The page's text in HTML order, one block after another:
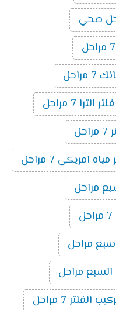
فلتر الترا 7 مراحل
امريكى 7 مراحل
مراحل
مراحل
مراحل
الفلتر 7 مراحل